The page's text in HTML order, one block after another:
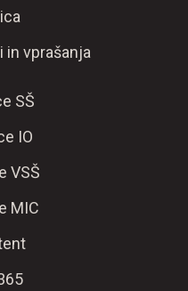
in vprašanja
SŠ
IO
VSŠ
MIC